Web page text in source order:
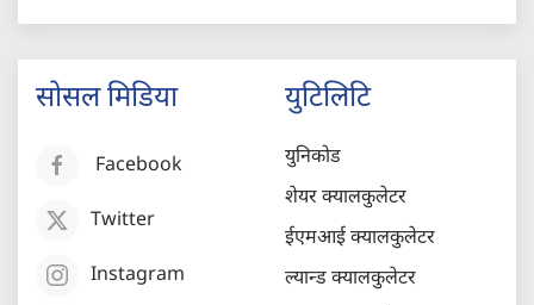
सोसल मिडिया
Facebook
Twitter
Instagram
युटिलिटि
युनिकोड
शेयर क्यालकुलेटर
ईएमआई क्यालकुलेटर
ल्यान्ड क्यालकुलेटर